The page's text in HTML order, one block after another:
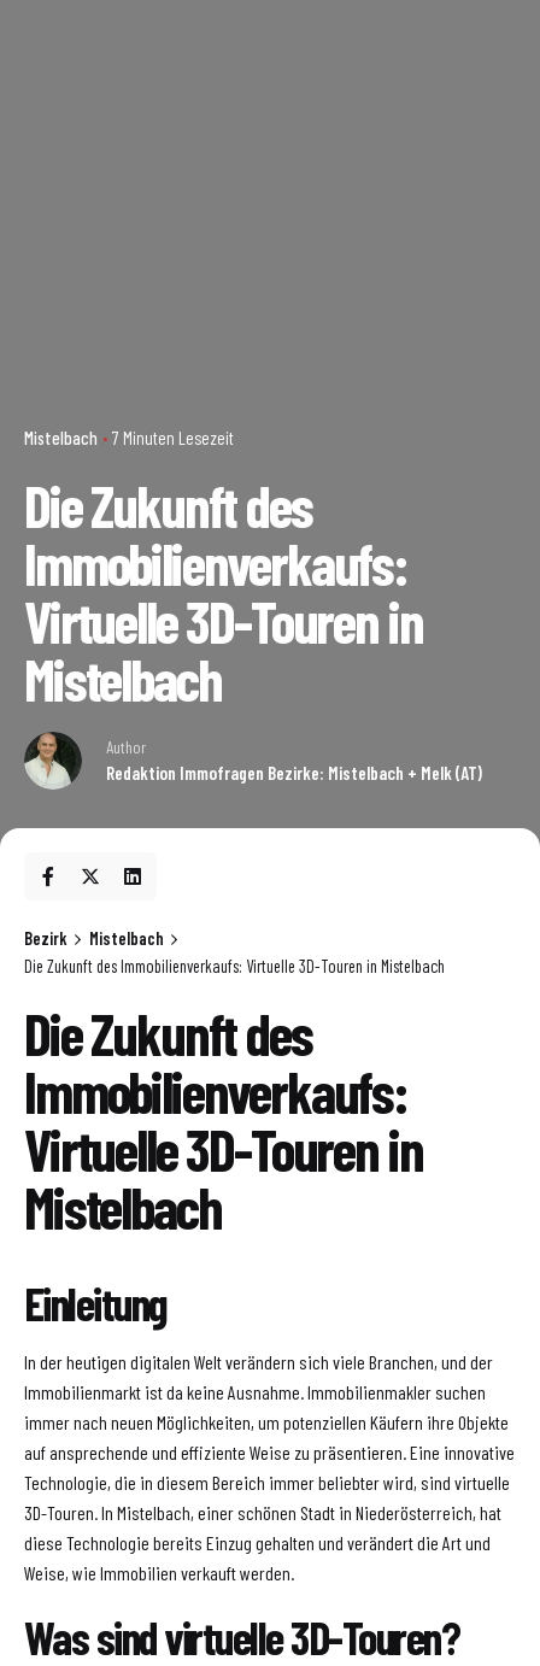
Mistelbach 7 Minuten Lesezeit
Die Zukunft des
Immobilienverkaufs:
Virtuelle 3D-Touren in
Mistelbach
Author
Redaktion Immofragen Bezirke: Mistelbach + Melk (AT)
Bezirk
Mistelbach
Die Zukunft des Immobilienverkaufs: Virtuelle 3D-Touren in Mistelbach
Die Zukunft des
Immobilienverkaufs:
Virtuelle 3D-Touren in
Mistelbach
Einleitung
In der heutigen digitalen Welt verändern sich viele Branchen, und der
Immobilienmarkt ist da keine Ausnahme. Immobilienmakler suchen
immer nach neuen Möglichkeiten, um potenziellen Käufern ihre Objekte
auf ansprechende und effiziente Weise zu präsentieren. Eine innovative
Technologie, die in diesem Bereich immer beliebter wird, sind virtuelle
3D-Touren. In Mistelbach, einer schönen Stadt in Niederösterreich, hat
diese Technologie bereits Einzug gehalten und verändert die Art und
Weise, wie Immobilien verkauft werden.
Was sind virtuelle 3D-Touren?